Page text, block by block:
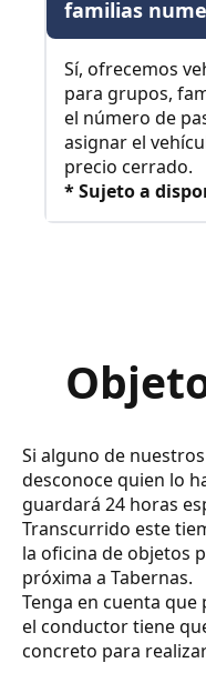
familias
Sí, ofrecemos
para grupos,
el número de
asignar el
precio cerrado.
* Sujeto a
Si alguno de
desconoce quien lo
guardará 24 horas
Transcurrido este
la oficina de objetos
próxima a Tabernas.
Tenga en cuenta
el conductor tiene
concreto para